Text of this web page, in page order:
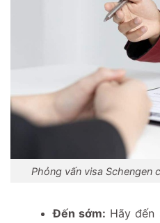
Phỏng vấn visa Schengen
Đến sớm: Hãy đến